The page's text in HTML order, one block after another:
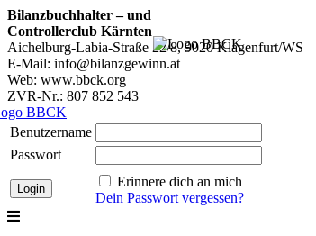
Bilanzbuchhalter – und
Controllerclub Kärnten
Aichelburg-Labia-Straße 22/8, 9020 Klagenfurt/WS
E-Mail: info@bilanzgewinn.at
Web: www.bbck.org
ZVR-Nr.: 807 852 543
Benutzername
Passwort
Erinnere dich an mich
Dein Passwort vergessen?